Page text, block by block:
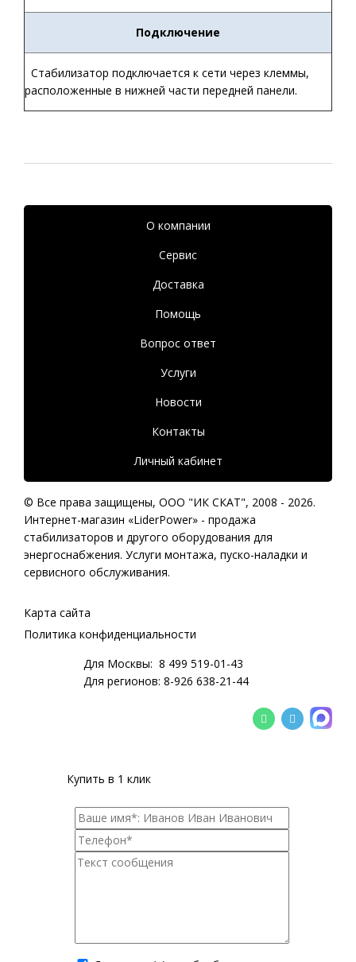
Подключение
Стабилизатор подключается к сети через клеммы,
расположенные в нижней части передней панели.
О компании
Сервис
Доставка
Помощь
Вопрос ответ
Услуги
Новости
Контакты
Личный кабинет
© Все права защищены, ООО "ИК СКАТ", 2008 - 2026.
Интернет-магазин «LiderPower» - продажа
стабилизаторов и другого оборудования для
энергоснабжения. Услуги монтажа, пуско-наладки и
сервисного обслуживания.
Карта сайта
Политика конфиденциальности
Для Москвы: 8 499 519-01-43
Для регионов: 8-926 638-21-44
Купить в 1 клик